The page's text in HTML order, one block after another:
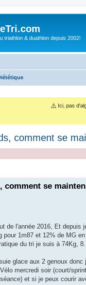
triathlon & duathlon depuis 2002!
⚠️ Ici, pas
comment se
comment se
de l'année 2016, Et
pour 1m87 et 12% de MG
du tri je suis à 74Kg,
glace aux 2 genoux
mercredi soir (court/
et si je peux courir